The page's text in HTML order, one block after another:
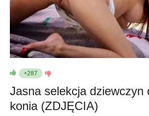
+287
Jasna selekcja dziewczyn
konia (ZDJĘCIA)